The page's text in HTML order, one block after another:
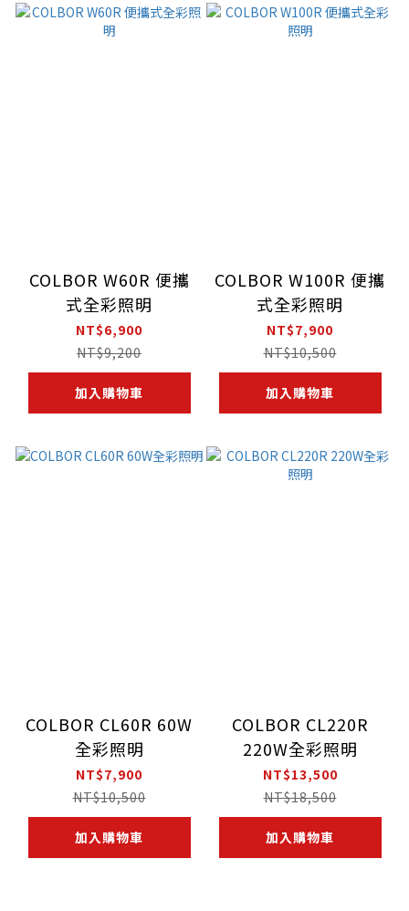
COLBOR W60R 便攜
式全彩照明
NT$6,900
NT$9,200
加入購物車
COLBOR W100R 便攜
式全彩照明
NT$7,900
NT$10,500
加入購物車
COLBOR CL60R 60W
全彩照明
NT$7,900
NT$10,500
加入購物車
COLBOR CL220R
220W全彩照明
NT$13,500
NT$18,500
加入購物車